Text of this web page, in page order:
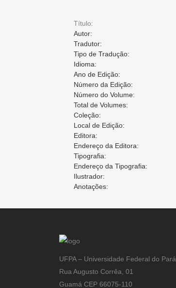
Título:
Autor:
Tradutor:
Tipo de Tradução:
Idioma:
Ano de Edição:
Número da Edição:
Número do Volume:
Total de Volumes:
Coleção:
Local de Edição:
Editora:
Endereço da Editora:
Tipografia:
Endereço da Tipografia:
Ilustrador:
Anotações:
UFPA – Universidade Federal do Pará
Rua Augusto Corrêa, 01
Guamá CEP 66075-110